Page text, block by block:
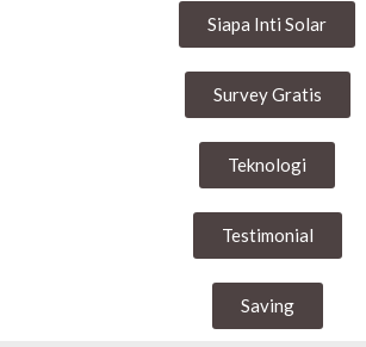
Siapa Inti Solar
Survey Gratis
Teknologi
Testimonial
Saving